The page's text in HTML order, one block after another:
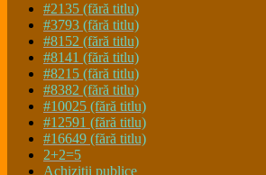
#2135 (fără titlu)
#3793 (fără titlu)
#8152 (fără titlu)
#8141 (fără titlu)
#8215 (fără titlu)
#8382 (fără titlu)
#10025 (fără titlu)
#12591 (fără titlu)
#16649 (fără titlu)
2+2=5
Achizitii publice